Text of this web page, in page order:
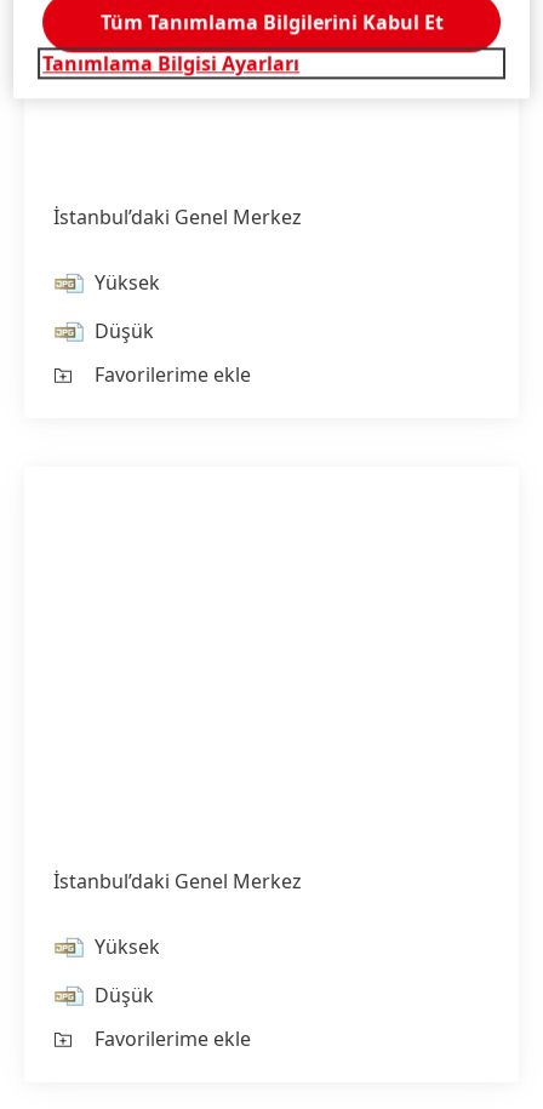
İstanbul’daki Genel Merkez
Yüksek
Düşük
Favorilerime ekle
İstanbul’daki Genel Merkez
Yüksek
Düşük
Favorilerime ekle
Tanımlama Bilgisi Ayarları
Tüm Tanımlama Bilgilerini Kabul Et